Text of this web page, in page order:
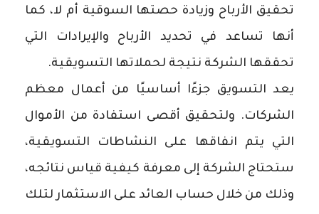
تحقيق الأرباح وزيادة حصتها السوقية أم لا، كما
أنها تساعد في تحديد الأرباح والإيرادات التي
تحققها الشركة نتيجة لحملاتها التسويقية.
يعد التسويق جزءًا أساسيًا من أعمال معظم
الشركات. ولتحقيق أقصى استفادة من الأموال
التي يتم انفاقها على النشاطات التسويقية،
ستحتاج الشركة إلى معرفة كيفية قياس نتائجه،
وذلك من خلال حساب العائد على الاستثمار لتلك